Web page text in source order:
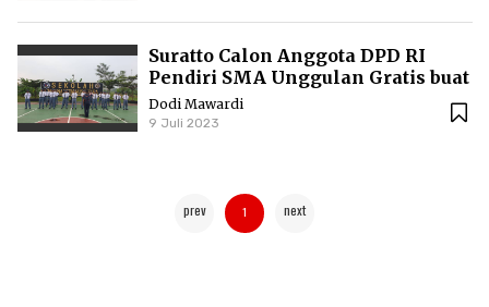
Suratto Calon Anggota DPD RI
Pendiri SMA Unggulan Gratis buat
Anak Yatim
Dodi Mawardi
9 Juli 2023
prev 1 next